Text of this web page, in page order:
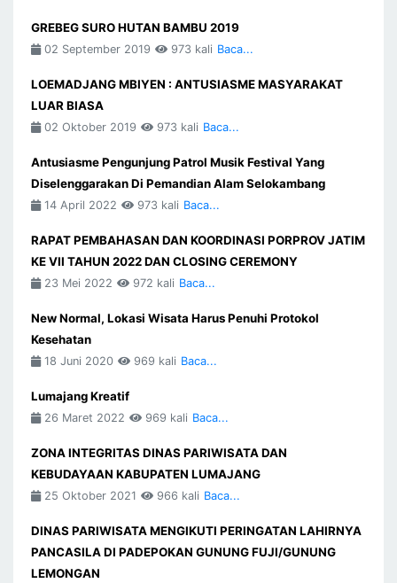
GREBEG SURO HUTAN BAMBU 2019
02 September 2019 973 kali Baca...
LOEMADJANG MBIYEN : ANTUSIASME MASYARAKAT
LUAR BIASA
02 Oktober 2019 973 kali Baca...
Antusiasme Pengunjung Patrol Musik Festival Yang
Diselenggarakan Di Pemandian Alam Selokambang
14 April 2022 973 kali Baca...
RAPAT PEMBAHASAN DAN KOORDINASI PORPROV JATIM
KE VII TAHUN 2022 DAN CLOSING CEREMONY
23 Mei 2022 972 kali Baca...
New Normal, Lokasi Wisata Harus Penuhi Protokol
Kesehatan
18 Juni 2020 969 kali Baca...
Lumajang Kreatif
26 Maret 2022 969 kali Baca...
ZONA INTEGRITAS DINAS PARIWISATA DAN
KEBUDAYAAN KABUPATEN LUMAJANG
25 Oktober 2021 966 kali Baca...
DINAS PARIWISATA MENGIKUTI PERINGATAN LAHIRNYA
PANCASILA DI PADEPOKAN GUNUNG FUJI/GUNUNG
LEMONGAN